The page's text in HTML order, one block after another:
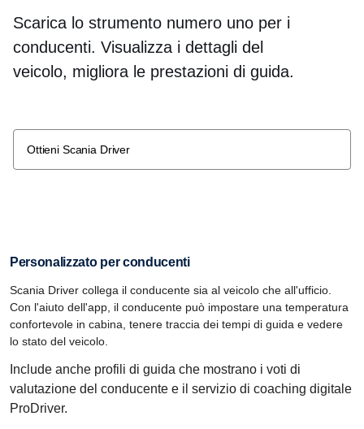
Scarica lo strumento numero uno per i
conducenti. Visualizza i dettagli del
veicolo, migliora le prestazioni di guida.
Ottieni Scania Driver
Personalizzato per conducenti
Scania Driver collega il conducente sia al veicolo che all'ufficio.
Con l'aiuto dell'app, il conducente può impostare una temperatura
confortevole in cabina, tenere traccia dei tempi di guida e vedere
lo stato del veicolo.
Include anche profili di guida che mostrano i voti di
valutazione del conducente e il servizio di coaching digitale
ProDriver.